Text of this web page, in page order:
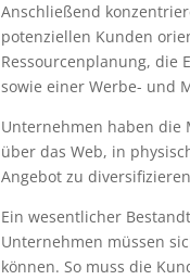
Anschließend
potenziellen Kunden
Ressourcenplanung, die
sowie einer Werbe- und
Unternehmen haben die
über das Web, in
Angebot zu
Ein wesentlicher
Unternehmen müssen
können. So muss die